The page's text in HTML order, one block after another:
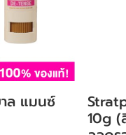
ล แมนซ์
10g (